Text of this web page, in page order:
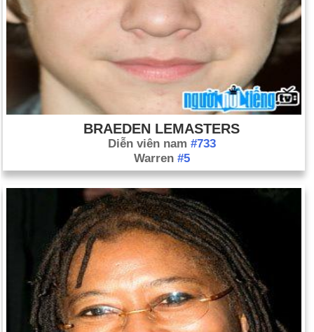
BRAEDEN LEMASTERS
Diễn viên nam #733
Warren #5